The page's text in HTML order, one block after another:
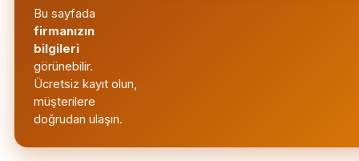
Bu sayfada
firmanızın
bilgileri
görünebilir.
Ücretsiz kayıt olun,
müşterilere
doğrudan ulaşın.